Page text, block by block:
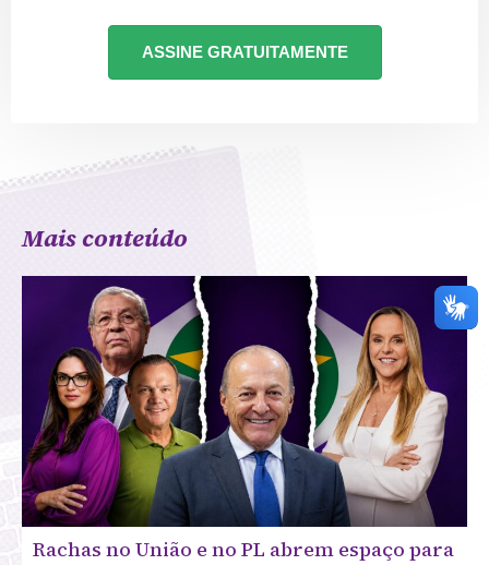
ASSINE GRATUITAMENTE
Mais conteúdo
Rachas no União e no PL abrem espaço para